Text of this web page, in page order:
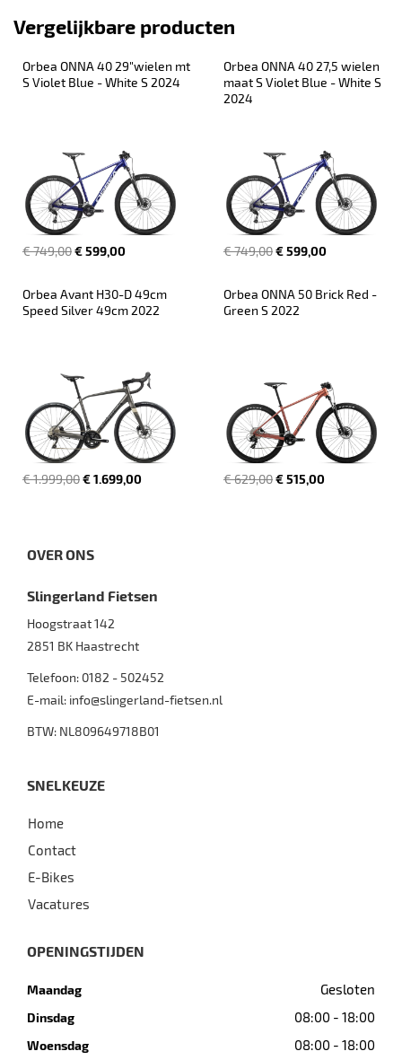
Vergelijkbare producten
Orbea ONNA 40 29"wielen mt
S Violet Blue - White S 2024
€ 749,00€ 599,00
Orbea ONNA 40 27,5 wielen
maat S Violet Blue - White S
2024
€ 749,00€ 599,00
Orbea Avant H30-D 49cm
Speed Silver 49cm 2022
€ 1.999,00€ 1.699,00
Orbea ONNA 50 Brick Red -
Green S 2022
€ 629,00€ 515,00
OVER ONS
Slingerland Fietsen
Hoogstraat 142
2851 BK Haastrecht
Telefoon: 0182 - 502452
E-mail: info@slingerland-fietsen.nl
BTW: NL809649718B01
SNELKEUZE
Home
Contact
E-Bikes
Vacatures
OPENINGSTIJDEN
Maandag Gesloten
Dinsdag 08:00 - 18:00
Woensdag 08:00 - 18:00